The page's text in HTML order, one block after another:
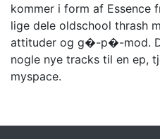
kommer i form af Essence
lige dele oldschool thrash
attituder og g�-p�-mod.
nogle nye tracks til en ep,
myspace.